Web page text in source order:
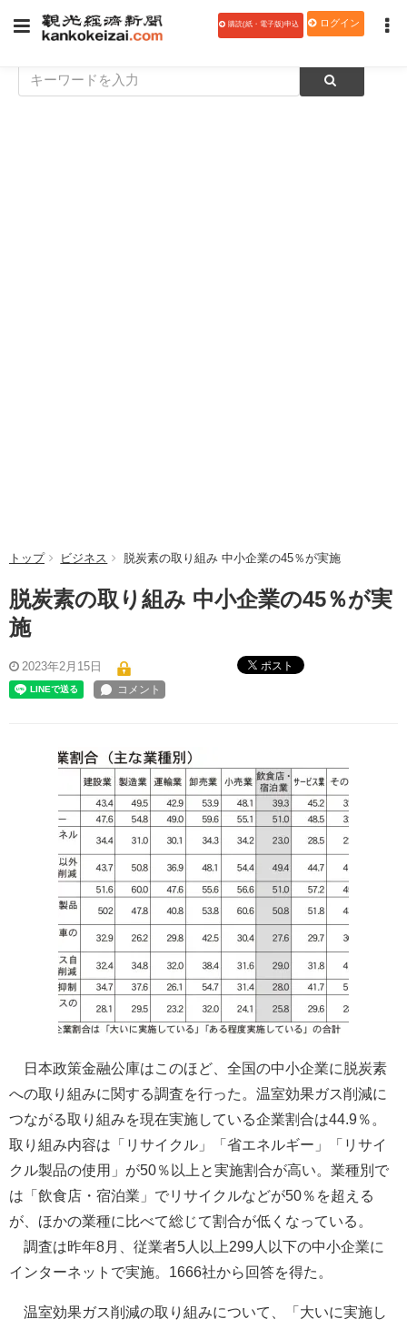
購読(紙・電子版)申込 ログイン
トップ ビジネス 脱炭素の取り組み 中小企業の45％が実施
脱炭素の取り組み 中小企業の45％が実
施
2023年2月15日 ポスト
日本政策金融公庫はこのほど、全国の中小企業に脱炭素
への取り組みに関する調査を行った。温室効果ガス削減に
つながる取り組みを現在実施している企業割合は44.9％。
取り組み内容は「リサイクル」「省エネルギー」「リサイ
クル製品の使用」が50％以上と実施割合が高い。業種別で
は「飲食店・宿泊業」でリサイクルなどが50％を超える
が、ほかの業種に比べて総じて割合が低くなっている。
調査は昨年8月、従業者5人以上299人以下の中小企業に
インターネットで実施。1666社から回答を得た。
温室効果ガス削減の取り組みについて、「大いに実施し